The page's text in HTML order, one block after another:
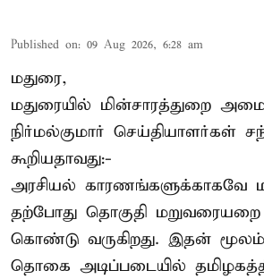
Published on: 09 Aug 2026, 6:28 am
மதுரை,
மதுரையில் மின்சாரத்துறை
நிர்மல்குமார் செய்தியாளர்கள்
கூறியதாவது:-
அரசியல் காரணங்களுக்காகவே
தற்போது தொகுதி
கொண்டு வருகிறது. இதன்
தொகை அடிப்படையில்